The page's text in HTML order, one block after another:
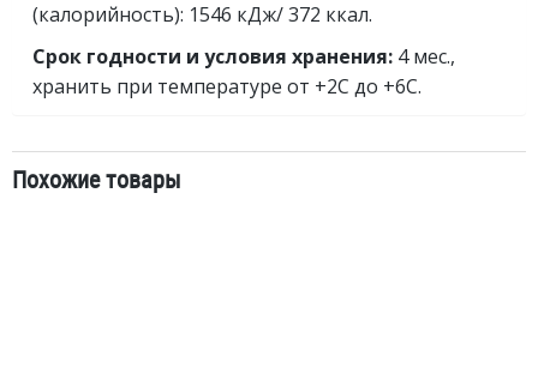
(калорийность): 1546 кДж/ 372 ккал.
Срок годности и условия хранения: 4 мес.,
хранить при температуре от +2С до +6С.
Похожие товары